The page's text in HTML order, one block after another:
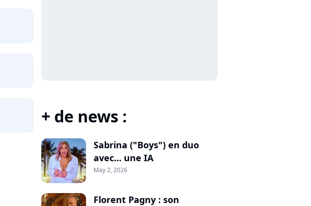
+ de news :
Sabrina ("Boys") en duo
avec... une IA
May 2, 2026
Florent Pagny : son